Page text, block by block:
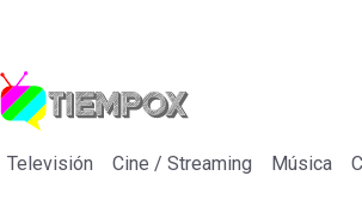
Televisión Cine / Streaming Música